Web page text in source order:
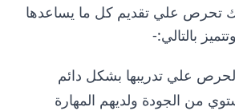
تحرص علي تقديم كل ما يساعدها
بالتالي:-
علي تدريبها بشكل دائم
من الجودة ولديهم المهارة